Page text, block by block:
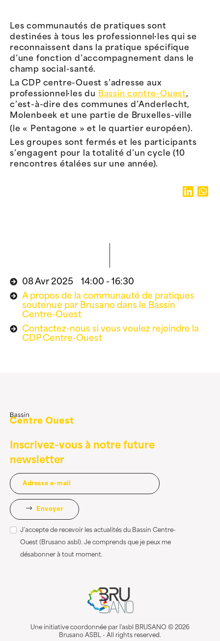
Les communautés de pratiques sont
destinées à tous les professionnel·les qui se
reconnaissent dans la pratique spécifique
d’une fonction d’accompagnement dans le
champ social-santé.
La CDP centre-Ouest s’adresse aux
professionnel·les du
Bassin centre-Ouest,
c’est-à-dire des communes d’Anderlecht,
Molenbeek et une partie de Bruxelles-ville
(le « Pentagone » et le quartier européen).
Les groupes sont fermés et les participants
s’engagent pour la totalité d’un cycle (10
rencontres étalées sur une année).
08 Avr 2025 14:00 - 16:30
A propos de la communauté de pratiques
soutenue par Brusano dans le Bassin
Centre-Ouest
Contactez-nous si vous voulez rejoindre la
CDP Centre-Ouest
Inscrivez-vous à notre future
newsletter
Envoyer
J’accepte de recevoir les actualités du Bassin Centre-
Ouest (Brusano asbl). Je comprends que je peux me
désabonner à tout moment.
Une initiative coordonnée par l'asbl BRUSANO © 2026
Brusano ASBL - All rights reserved.